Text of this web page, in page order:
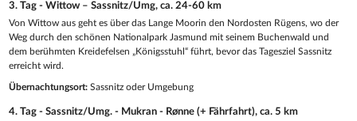
3. Tag - Wittow – Sassnitz/Umg, ca. 24-60 km
Von Wittow aus geht es über das Lange Moorin den Nordosten Rügens, wo der
Weg durch den schönen Nationalpark Jasmund mit seinem Buchenwald und
dem berühmten Kreidefelsen „Königsstuhl“ führt, bevor das Tagesziel Sassnitz
erreicht wird.
Übernachtungsort: Sassnitz oder Umgebung
4. Tag - Sassnitz/Umg. - Mukran - Rønne (+ Fährfahrt), ca. 5 km